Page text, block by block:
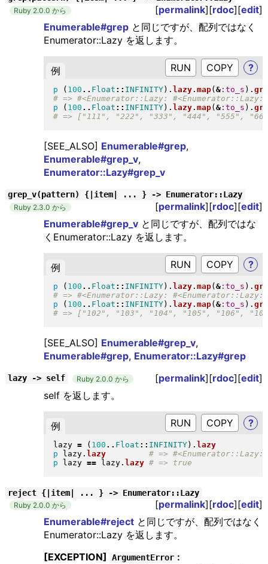
Ruby 2.0.0 から [permalink][rdoc][edit]
Enumerable#grepと同じですが、配列ではなく
Enumerator::Lazy を返します。
例 RUN ?
p ( 100 .. Float :: INFINITY) . lazy. map( &:to_s ) .
p
( 100 .. Float :: INFINITY) . lazy. map( &:to_s ) .
[SEE_ALSO] Enumerable#grep,
Enumerable#grep_v,
Enumerator::Lazy#grep_v
grep_v(pattern) {|item| ... } -> Enumerator::Lazy
Ruby 2.3.0 から [permalink][rdoc][edit]
Enumerable#grep_vと同じですが、配列ではな
くEnumerator::Lazy を返します。
例 RUN ?
p ( 100 .. Float :: INFINITY) . lazy. map( &:to_s ) .
p
( 100 .. Float :: INFINITY) . lazy. map( &:to_s ) .
[SEE_ALSO] Enumerable#grep_v,
Enumerable#grep, Enumerator::Lazy#grep
lazy -> self Ruby 2.0.0 から [permalink][rdoc][edit]
self を返します。
例 RUN ?
lazy = ( 100 .. Float :: INFINITY) . lazy
p lazy. lazy
p lazy == lazy. lazy
reject {|item| ... } -> Enumerator::Lazy
Ruby 2.0.0 から [permalink][rdoc][edit]
Enumerable#rejectと同じですが、配列ではなく
Enumerator::Lazy を返します。
[EXCEPTION]
ArgumentError :